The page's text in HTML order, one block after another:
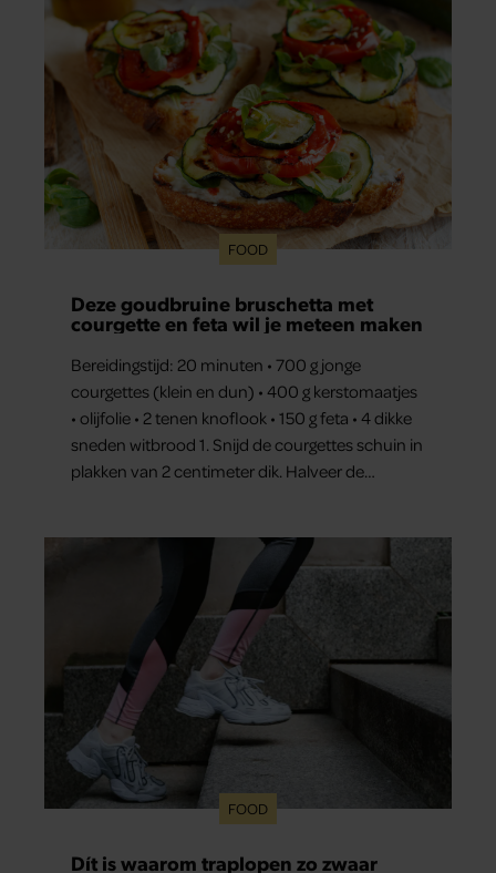
FOOD
Deze goudbruine bruschetta met
courgette en feta wil je meteen maken
Bereidingstijd: 20 minuten • 700 g jonge
courgettes (klein en dun) • 400 g kerstomaatjes
• olijfolie • 2 tenen knoflook • 150 g feta • 4 dikke
sneden witbrood 1. Snijd de courgettes schuin in
plakken van 2 centimeter dik. Halveer de
FOOD
Dít is waarom traplopen zo zwaar